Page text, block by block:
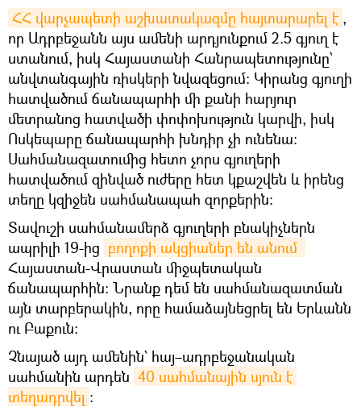
ՀՀ վարչապետի աշխատակազմը հայտարարել է ,
որ Ադրբեջանն այս ամենի արդյունքում 2.5 գյուղ է
ստանում, իսկ Հայաստանի Հանրապետությունը`
անվտանգային ռիսկերի նվազեցում։ Կիրանց գյուղի
հատվածում ճանապարհի մի քանի հարյուր
մետրանոց հատվածի փոփոխություն կարվի, իսկ
Ոսկեպարը ճանապարհի խնդիր չի ունենա։
Սահմանազատումից հետո չորս գյուղերի
հատվածում զինված ուժերը հետ կքաշվեն և իրենց
տեղը կզիջեն սահմանապահ զորքերին:
Տավուշի սահմանամերձ գյուղերի բնակիչներն
ապրիլի 19-ից
Հայաստան-Վրաստան միջպետական
ճանապարհին: Նրանք դեմ են սահմանազատման
այն տարբերակին, որը համաձայնեցրել են Երևանն
ու Բաքուն։
Չնայած այդ ամենին` հայ–ադրբեջանական
սահմանին արդեն 40 սահմանային սյուն է
տեղադրվել ։